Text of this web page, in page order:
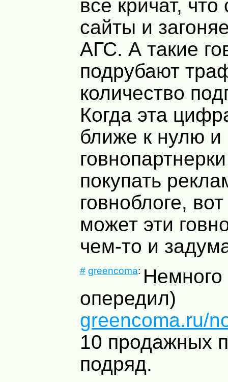
все кричат,
сайты и
АГС. А такие
подрубают
количество
Когда эта
ближе к нулю и
покупать
говноблоге,
может эти
чем-то и
# greencoma:
опередил)
greencoma.ru/
10 продажных
подряд.